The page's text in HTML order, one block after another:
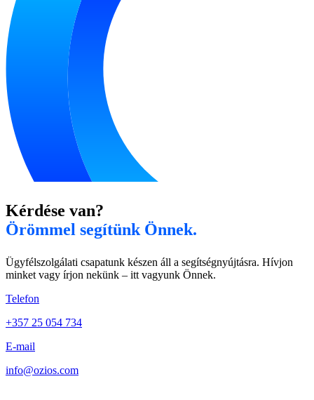
Kérdése van?
Örömmel segítünk Önnek.
Ügyfélszolgálati csapatunk készen áll a segítségnyújtásra. Hívjon
minket vagy írjon nekünk – itt vagyunk Önnek.
Telefon
+357 25 054 734
E-mail
info@ozios.com